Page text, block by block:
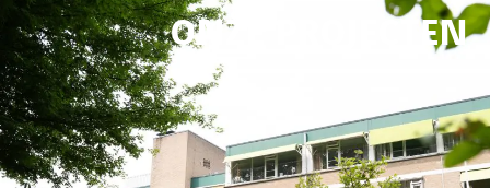
ONZE PROJECTEN